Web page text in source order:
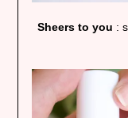
Sheers to you :